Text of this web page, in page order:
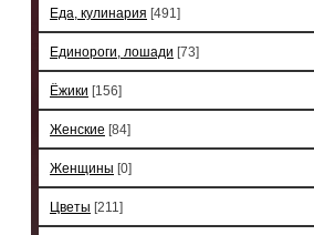
Еда, кулинария [491]
Единороги, лошади [73]
Ёжики [156]
Женские [84]
Женщины [0]
Цветы [211]